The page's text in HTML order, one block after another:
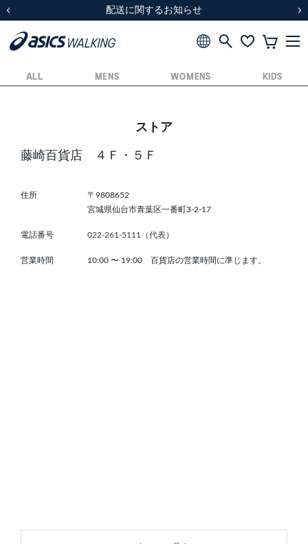
スクスク（SUKU2）価格改定のお知らせ
配送に関するお知らせ
スクスク（SUKU2）価格改定のお知らせ
配送に関するお知らせ
ALL MENS WOMENS KIDS
ストア
藤崎百貨店 ４Ｆ・５Ｆ
住所
〒9808652
宮城県仙台市青葉区一番町3-2-17
電話番号 022-261-5111（代表）
営業時間 10:00 〜 19:00 百貨店の営業時間に準じます。